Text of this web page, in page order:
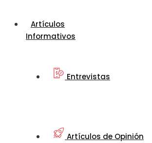
Artículos
Informativos
Entrevistas
Artículos de Opinión